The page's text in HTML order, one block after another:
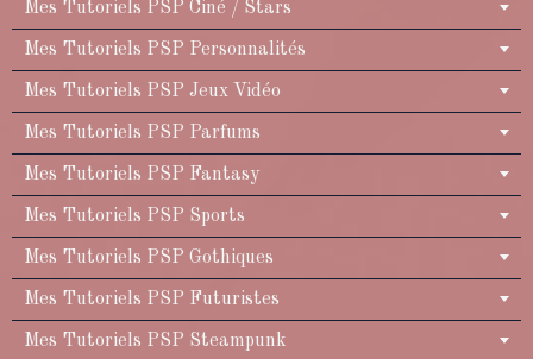
Mes Tutoriels PSP Ciné / Stars
Mes Tutoriels PSP Personnalités
Mes Tutoriels PSP Jeux Vidéo
Mes Tutoriels PSP Parfums
Mes Tutoriels PSP Fantasy
Mes Tutoriels PSP Sports
Mes Tutoriels PSP Gothiques
Mes Tutoriels PSP Futuristes
Mes Tutoriels PSP Steampunk